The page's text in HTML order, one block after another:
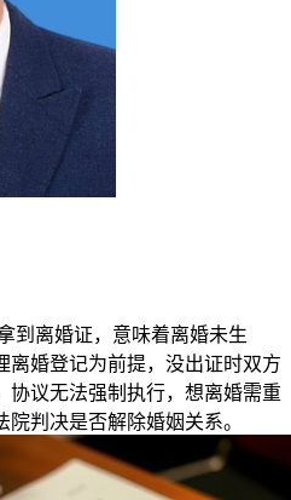
到离婚证，意味着离婚未生
离婚登记为前提，没出证时双方
协议无法强制执行，想离婚需重
判决是否解除婚姻关系。